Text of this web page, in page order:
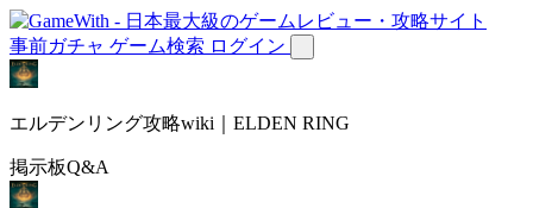
事前ガチャ ゲーム検索 ログイン
エルデンリング攻略wiki｜ELDEN RING
掲示板Q&A